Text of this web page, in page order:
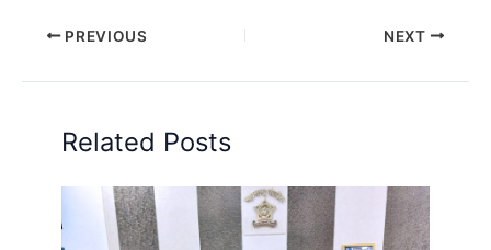
e
k
t
t
p
PREVIOUS NEXT
Related Posts